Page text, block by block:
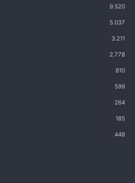
9.520
5.037
3.211
2.778
810
599
264
185
448